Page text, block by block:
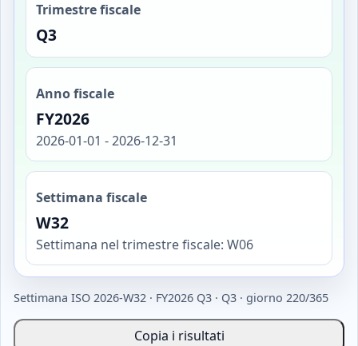
Trimestre fiscale
Q3
Anno fiscale
FY2026
2026-01-01 - 2026-12-31
Settimana fiscale
W32
Settimana nel trimestre fiscale: W06
Settimana ISO 2026-W32 · FY2026 Q3 · Q3 · giorno 220/365
Copia i risultati